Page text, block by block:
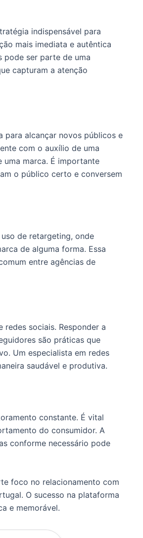
indispensável para
mais imediata e autêntica
pode ser parte de uma
capturam a atenção
para alcançar novos públicos e
com o auxílio de uma
uma marca. É importante
o público certo e conversem
de retargeting, onde
de alguma forma. Essa
entre agências de
sociais. Responder a
são práticas que
Um especialista em redes
saudável e produtiva.
constante. É vital
do consumidor. A
conforme necessário pode
foco no relacionamento com
O sucesso na plataforma
e memorável.